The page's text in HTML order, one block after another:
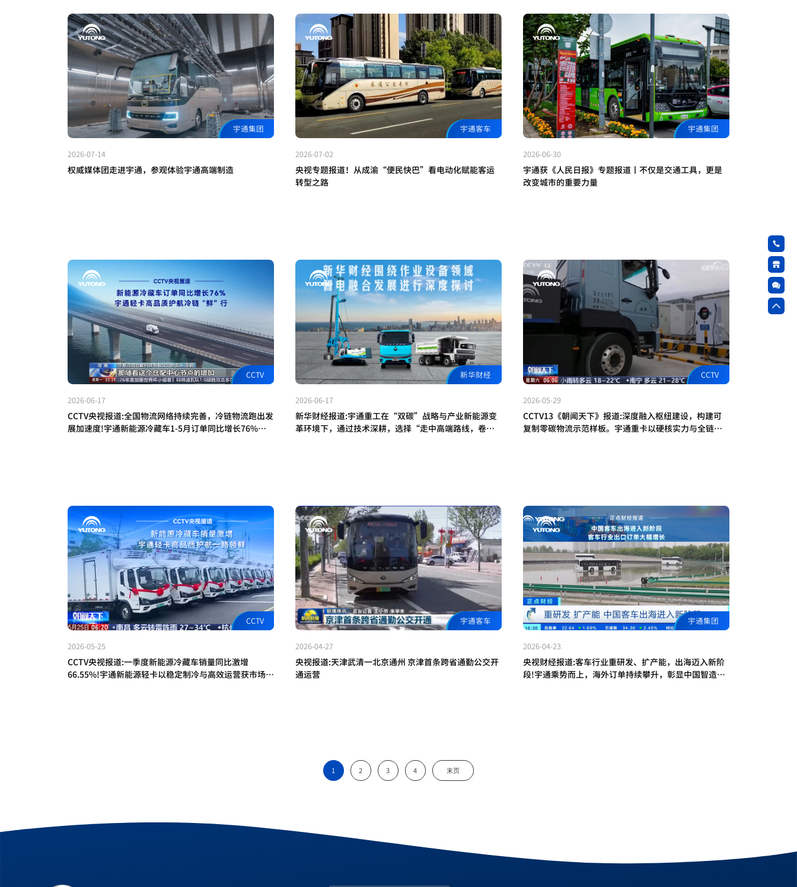
宇通集团
2026-07-14
权威媒体团走进宇通，参观体验宇通高端制造
宇通客车
2026-07-02
央视专题报道！从成渝“便民快巴”看电动化赋能客运
转型之路
宇通集团
2026-06-30
宇通获《人民日报》专题报道丨不仅是交通工具，更是
改变城市的重要力量
CCTV
2026-06-17
CCTV央视报道:全国物流网络持续完善，冷链物流跑出发
展加速度!宇通新能源冷藏车1-5月订单同比增长76%，
新华财经
2026-06-17
新华财经报道:宇通重工在“双碳”战略与产业新能源变
革环境下，通过技术深耕，选择“走中高端路线，卷价
CCTV
2026-05-29
CCTV13《朝闻天下》报道:深度融入枢纽建设，构建可
复制零碳物流示范样板。宇通重卡以硬核实力与全链路
CCTV
2026-05-25
CCTV央视报道:一季度新能源冷藏车销量同比激增
66.55%!宇通新能源轻卡以稳定制冷与高效运营获市场青
宇通客车
2026-04-27
央视报道:天津武清一北京通州 京津首条跨省通勤公交开
通运营
宇通集团
2026-04-23
央视财经报道:客车行业重研发、扩产能，出海迈入新阶
段!宇通乘势而上，海外订单持续攀升，彰显中国智造实
1 2 3 4 末页